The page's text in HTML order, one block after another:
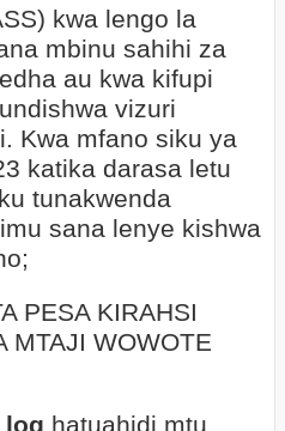
kwa lengo la
mbinu sahihi za
au kwa kifupi
vizuri
Kwa mfano siku ya
katika darasa letu
tunakwenda
sana lenye kishwa
PESA KIRAHSI
MTAJI WOWOTE